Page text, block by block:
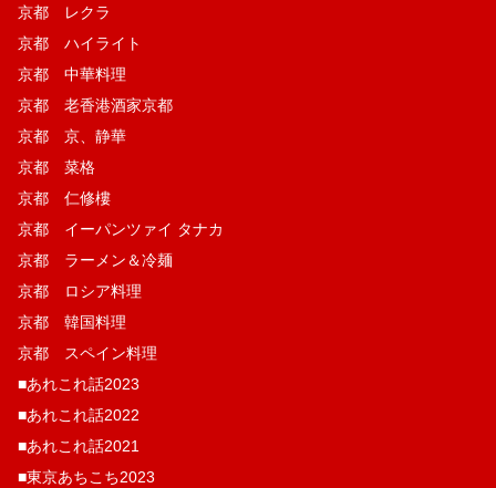
京都 レクラ
京都 ハイライト
京都 中華料理
京都 老香港酒家京都
京都 京、静華
京都 菜格
京都 仁修樓
京都 イーパンツァイ タナカ
京都 ラーメン＆冷麺
京都 ロシア料理
京都 韓国料理
京都 スペイン料理
■あれこれ話2023
■あれこれ話2022
■あれこれ話2021
■東京あちこち2023